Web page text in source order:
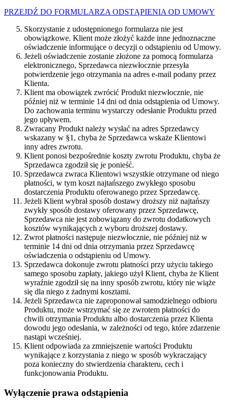
PRZEJDŹ DO FORMULARZA ODSTĄPIENIA OD UMOWY
Skorzystanie z udostępnionego formularza nie jest
obowiązkowe. Klient może złożyć każde inne jednoznaczne
oświadczenie informujące o decyzji o odstąpieniu od Umowy.
Jeżeli oświadczenie zostanie złożone za pomocą formularza
elektronicznego, Sprzedawca niezwłocznie przesyła
potwierdzenie jego otrzymania na adres e-mail podany przez
Klienta.
Klient ma obowiązek zwrócić Produkt niezwłocznie, nie
później niż w terminie 14 dni od dnia odstąpienia od Umowy.
Do zachowania terminu wystarczy odesłanie Produktu przed
jego upływem.
Zwracany Produkt należy wysłać na adres Sprzedawcy
wskazany w §1, chyba że Sprzedawca wskaże Klientowi
inny adres zwrotu.
Klient ponosi bezpośrednie koszty zwrotu Produktu, chyba że
Sprzedawca zgodził się je ponieść.
Sprzedawca zwraca Klientowi wszystkie otrzymane od niego
płatności, w tym koszt najtańszego zwykłego sposobu
dostarczenia Produktu oferowanego przez Sprzedawcę.
Jeżeli Klient wybrał sposób dostawy droższy niż najtańszy
zwykły sposób dostawy oferowany przez Sprzedawcę,
Sprzedawca nie jest zobowiązany do zwrotu dodatkowych
kosztów wynikających z wyboru droższej dostawy.
Zwrot płatności następuje niezwłocznie, nie później niż w
terminie 14 dni od dnia otrzymania przez Sprzedawcę
oświadczenia o odstąpieniu od Umowy.
Sprzedawca dokonuje zwrotu płatności przy użyciu takiego
samego sposobu zapłaty, jakiego użył Klient, chyba że Klient
wyraźnie zgodził się na inny sposób zwrotu, który nie wiąże
się dla niego z żadnymi kosztami.
Jeżeli Sprzedawca nie zaproponował samodzielnego odbioru
Produktu, może wstrzymać się ze zwrotem płatności do
chwili otrzymania Produktu albo dostarczenia przez Klienta
dowodu jego odesłania, w zależności od tego, które zdarzenie
nastąpi wcześniej.
Klient odpowiada za zmniejszenie wartości Produktu
wynikające z korzystania z niego w sposób wykraczający
poza konieczny do stwierdzenia charakteru, cech i
funkcjonowania Produktu.
Wyłączenie prawa odstąpienia